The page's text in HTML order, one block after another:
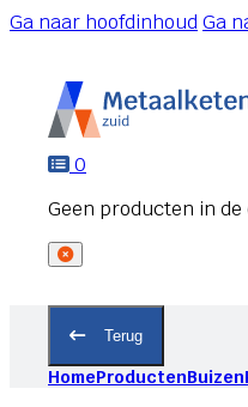
Ga naar hoofdinhoudGa
0
Terug
HomeProductenBuizen